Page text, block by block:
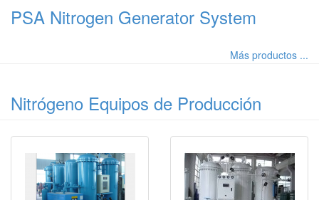
PSA Nitrogen Generator System
Más productos ...
Nitrógeno Equipos de Producción